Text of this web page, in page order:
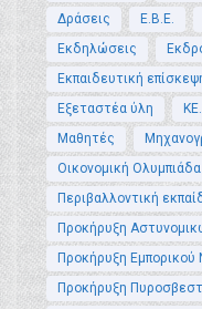
Δράσεις
Ε.Β.Ε.
Εκδηλώσεις
Εκπαιδευτική
Εξεταστέα ύλη
Μαθητές
Οικονομική Ολυμπιάδα
Περιβαλλοντική
Προκήρυξη
Προκήρυξη Εμπορικού
Προκήρυξη